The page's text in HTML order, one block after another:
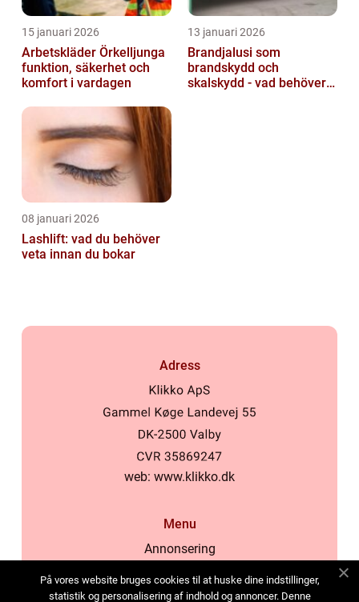
15 januari 2026
Arbetskläder Örkelljunga
funktion, säkerhet och
komfort i vardagen
13 januari 2026
Brandjalusi som
brandskydd och
skalskydd - vad behöver
08 januari 2026
Lashlift: vad du behöver
veta innan du bokar
Adress
web: www.klikko.dk
Menu
Annonsering
Cookies
På vores website bruges cookies til at huske dine indstillinger,
statistik og personalisering af indhold og annoncer. Denne